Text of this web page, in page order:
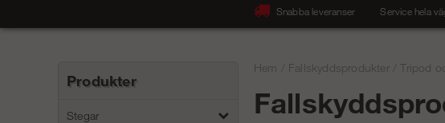
Snabba leveranser Service hela
Produkter
Stegar
Hem Fallskyddsprodukter/Tripod